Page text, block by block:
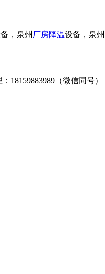
，泉州 厂房降温设备，泉州
18159883989（微信同号）